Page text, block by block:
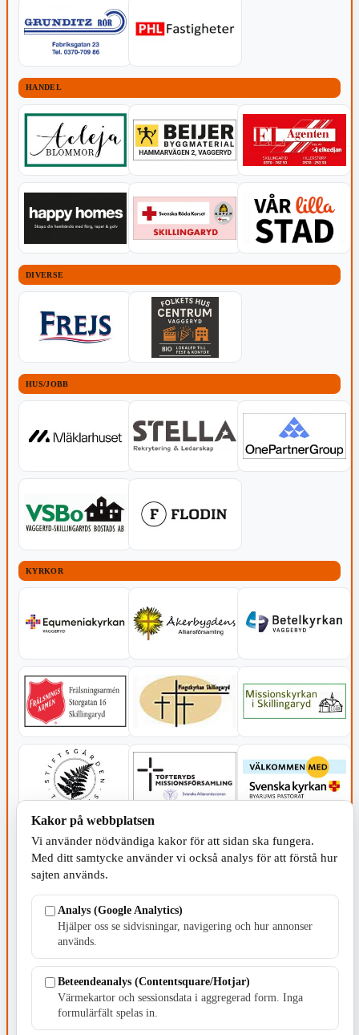
HANDEL
DIVERSE
HUS/JOBB
KYRKOR
SERVICE - MOTOR
Kakor på webbplatsen
Vi använder nödvändiga kakor för att sidan ska fungera.
Med ditt samtycke använder vi också analys för att förstå hur
sajten används.
Analys (Google Analytics)
Hjälper oss se sidvisningar, navigering och hur annonser
används.
Beteendeanalys (Contentsquare/Hotjar)
Värmekartor och sessionsdata i aggregerad form. Inga
formulärfält spelas in.